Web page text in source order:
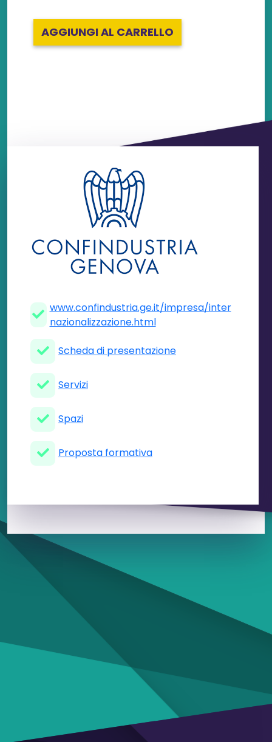
AGGIUNGI AL CARRELLO
www.confindustria.ge.it/impresa/inter
nazionalizzazione.html
Scheda di presentazione
Servizi
Spazi
Proposta formativa